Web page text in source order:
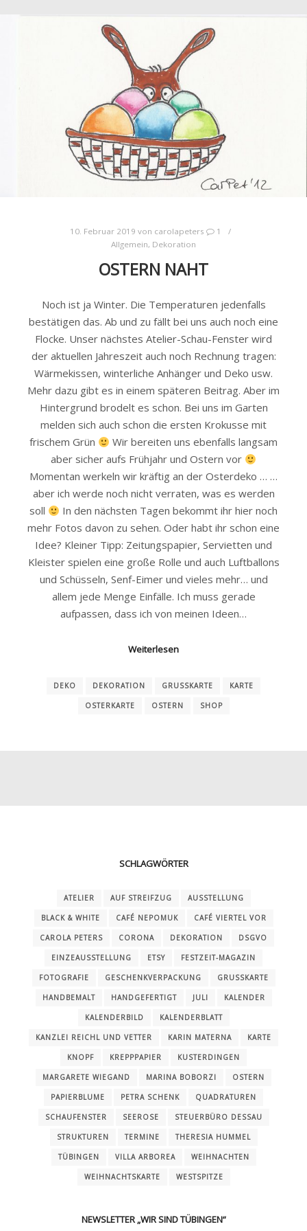
10. Februar 2019 von carolapeters
1
Allgemein, Dekoration
OSTERN NAHT
Noch ist ja Winter. Die Temperaturen jedenfalls
bestätigen das. Ab und zu fällt bei uns auch noch eine
Flocke. Unser nächstes Atelier-Schau-Fenster wird
der aktuellen Jahreszeit auch noch Rechnung tragen:
Wärmekissen, winterliche Anhänger und Deko usw.
Mehr dazu gibt es in einem späteren Beitrag. Aber im
Hintergrund brodelt es schon. Bei uns im Garten
melden sich auch schon die ersten Krokusse mit
frischem Grün
Wir bereiten uns ebenfalls langsam
aber sicher aufs Frühjahr und Ostern vor
Momentan werkeln wir kräftig an der Osterdeko … …
aber ich werde noch nicht verraten, was es werden
soll
In den nächsten Tagen bekommt ihr hier noch
mehr Fotos davon zu sehen. Oder habt ihr schon eine
Idee? Kleiner Tipp: Zeitungspapier, Servietten und
Kleister spielen eine große Rolle und auch Luftballons
und Schüsseln, Senf-Eimer und vieles mehr… und
allem jede Menge Einfälle. Ich muss gerade
aufpassen, dass ich von meinen Ideen…
Weiterlesen
DEKO DEKORATION GRUSSKARTE KARTE
OSTERKARTE OSTERN SHOP
SCHLAGWÖRTER
ATELIER AUF STREIFZUG AUSSTELLUNG
BLACK & WHITE CAFÉ NEPOMUK CAFÉ VIERTEL VOR
CAROLA PETERS CORONA DEKORATION DSGVO
EINZEAUSSTELLUNG ETSY FESTZEIT-MAGAZIN
FOTOGRAFIE GESCHENKVERPACKUNG GRUSSKARTE
HANDBEMALT HANDGEFERTIGT JULI KALENDER
KALENDERBILD KALENDERBLATT
KANZLEI REICHL UND VETTER KARIN MATERNA KARTE
KNOPF KREPPPAPIER KUSTERDINGEN
MARGARETE WIEGAND MARINA BOBORZI OSTERN
PAPIERBLUME PETRA SCHENK QUADRATUREN
SCHAUFENSTER SEEROSE STEUERBÜRO DESSAU
STRUKTUREN TERMINE THERESIA HUMMEL
TÜBINGEN VILLA ARBOREA WEIHNACHTEN
WEIHNACHTSKARTE WESTSPITZE
NEWSLETTER „WIR SIND TÜBINGEN“